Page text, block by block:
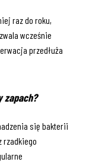
raz do roku,
wcześnie
przedłuża
zapach?
się bakterii
rzadkiego